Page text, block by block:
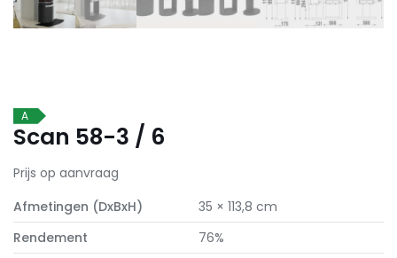
A
Scan 58-3 / 6
Prijs op aanvraag
Afmetingen (DxBxH)
35 × 113,8 cm
Rendement
76%